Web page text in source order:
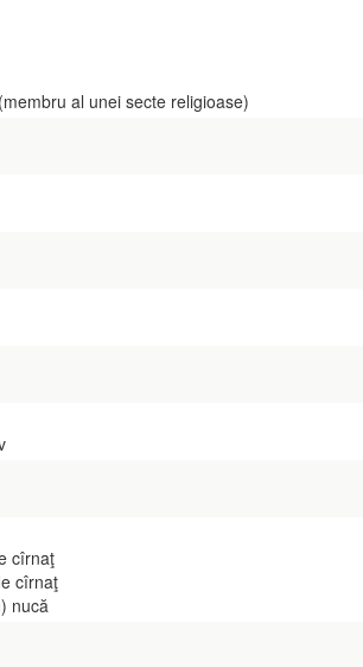
al unei secte religioase)
cîrnaţ
cîrnaţ
nucă